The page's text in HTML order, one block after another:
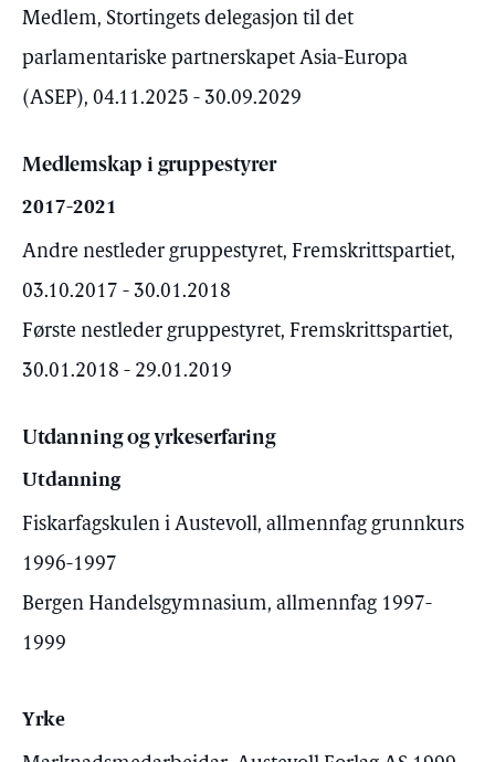
Medlem, Stortingets delegasjon til det
parlamentariske partnerskapet Asia-Europa
(ASEP), 04.11.2025 - 30.09.2029
Medlemskap i gruppestyrer
2017-2021
Andre nestleder gruppestyret, Fremskrittspartiet,
03.10.2017 - 30.01.2018
Første nestleder gruppestyret, Fremskrittspartiet,
30.01.2018 - 29.01.2019
Utdanning og yrkeserfaring
Utdanning
Fiskarfagskulen i Austevoll, allmennfag grunnkurs
1996-1997
Bergen Handelsgymnasium, allmennfag 1997-
1999
Yrke